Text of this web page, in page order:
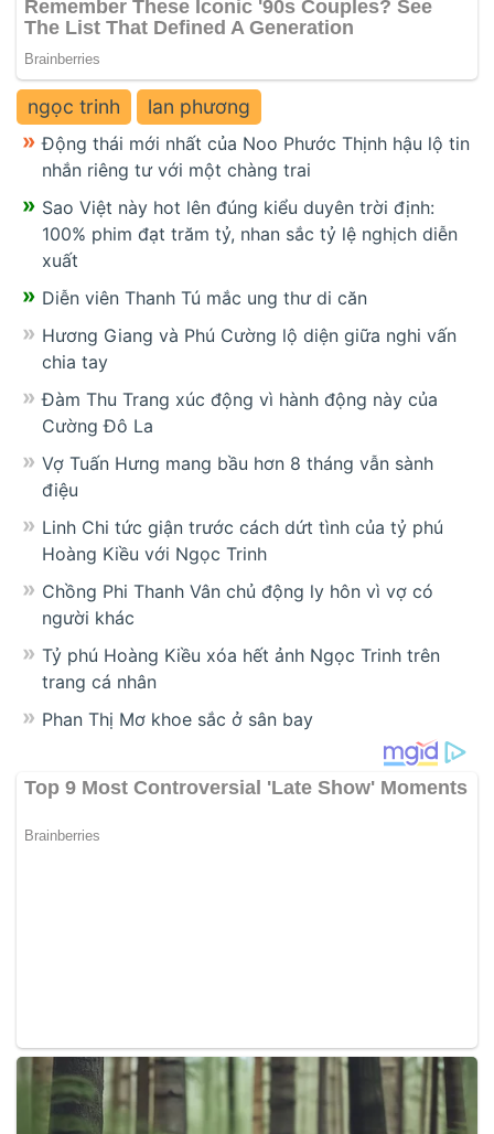
ngọc trinh lan phương
Động thái mới nhất của Noo Phước Thịnh hậu lộ tin
nhắn riêng tư với một chàng trai
Sao Việt này hot lên đúng kiểu duyên trời định:
100% phim đạt trăm tỷ, nhan sắc tỷ lệ nghịch diễn
xuất
Diễn viên Thanh Tú mắc ung thư di căn
Hương Giang và Phú Cường lộ diện giữa nghi vấn
chia tay
Đàm Thu Trang xúc động vì hành động này của
Cường Đô La
Vợ Tuấn Hưng mang bầu hơn 8 tháng vẫn sành
điệu
Linh Chi tức giận trước cách dứt tình của tỷ phú
Hoàng Kiều với Ngọc Trinh
Chồng Phi Thanh Vân chủ động ly hôn vì vợ có
người khác
Tỷ phú Hoàng Kiều xóa hết ảnh Ngọc Trinh trên
trang cá nhân
Phan Thị Mơ khoe sắc ở sân bay